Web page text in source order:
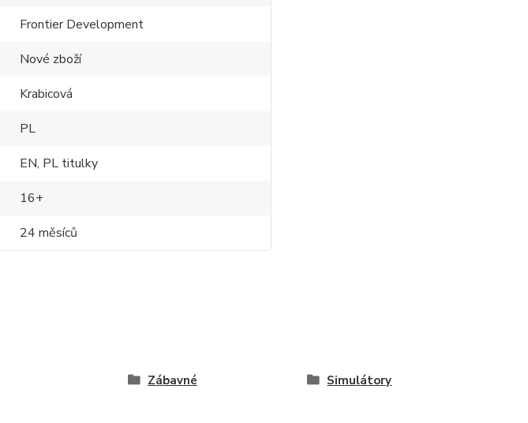
Frontier Development
Nové zboží
Krabicová
PL
EN, PL titulky
16+
24 měsíců
Zábavné Simulátory